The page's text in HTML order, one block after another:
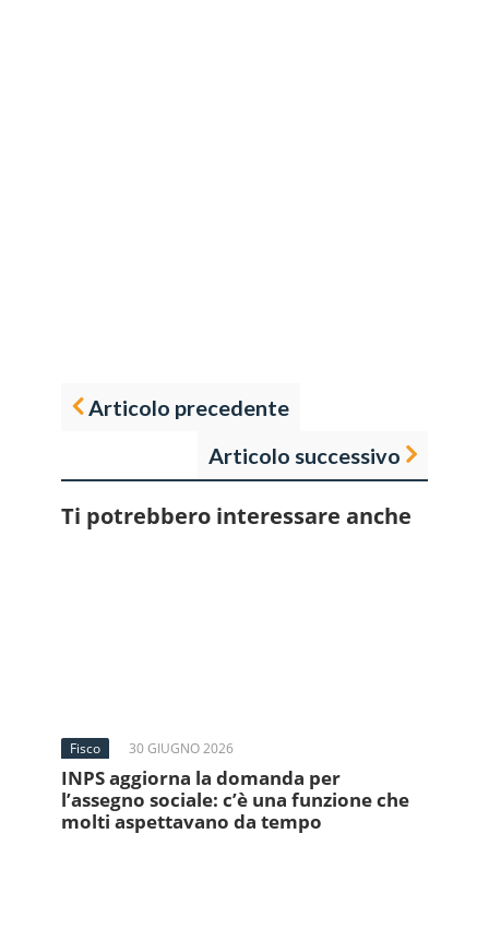
Articolo precedente
Articolo successivo
Ti potrebbero interessare anche
Fisco 30 GIUGNO 2026
INPS aggiorna la domanda per
l’assegno sociale: c’è una funzione che
molti aspettavano da tempo